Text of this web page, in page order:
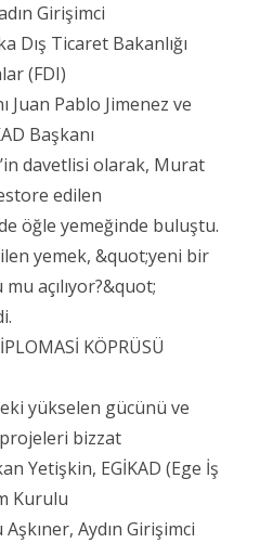
Girişimci
Dış Ticaret Bakanlığı
(FDI)
Juan Pablo Jimenez ve
Başkanı
davetlisi olarak, Murat
edilen
öğle yemeğinde buluştu.
yemek, &quot;yeni bir
açılıyor?&quot;
KÖPRÜSÜ
yükselen gücünü ve
bizzat
Yetişkin, EGİKAD (Ege İş
Kurulu
Aydın Girişimci